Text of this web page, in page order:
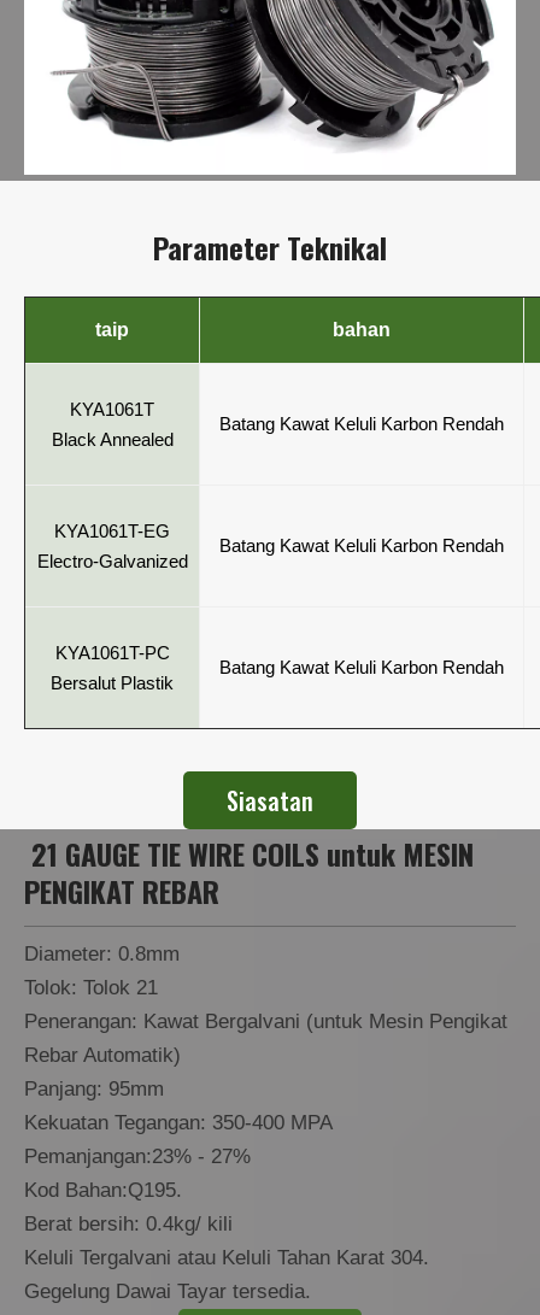
Parameter Teknikal
taip bahan
KYA1061T
Black Annealed
Batang Kawat Keluli Karbon Rendah
KYA1061T-EG
Electro-Galvanized
Batang Kawat Keluli Karbon Rendah
KYA1061T-PC
Bersalut Plastik
Batang Kawat Keluli Karbon Rendah
Siasatan
21 GAUGE TIE WIRE COILS untuk MESIN
PENGIKAT REBAR
Diameter: 0.8mm
Tolok: Tolok 21
Penerangan: Kawat Bergalvani (untuk Mesin Pengikat
Rebar Automatik)
Panjang: 95mm
Kekuatan Tegangan: 350-400 MPA
Pemanjangan:23% - 27%
Kod Bahan:Q195.
Berat bersih: 0.4kg/ kili
Keluli Tergalvani atau Keluli Tahan Karat 304.
Gegelung Dawai Tayar tersedia.